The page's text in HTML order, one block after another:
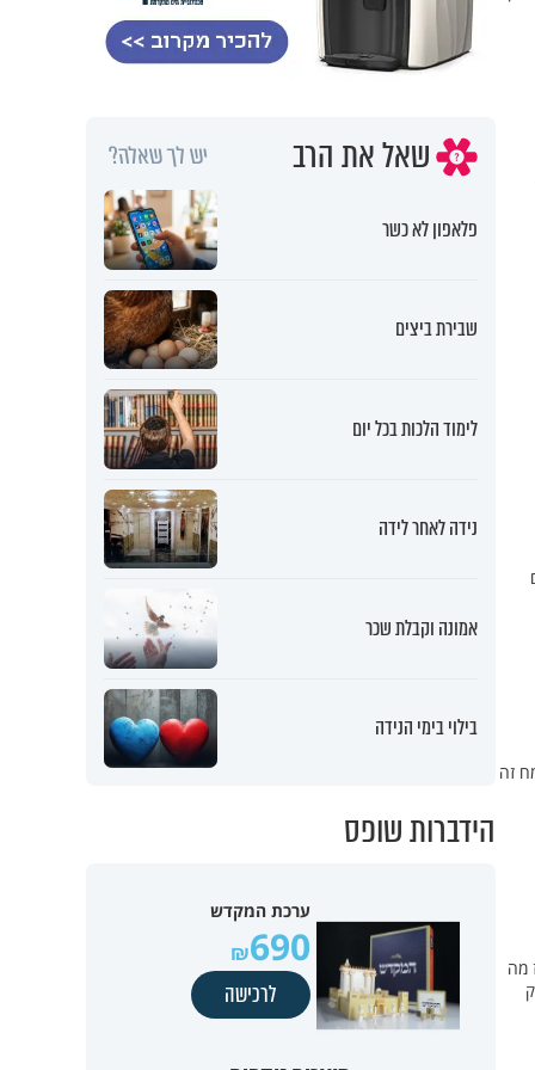
זה
מה
שאל את הרב יש לך שאלה?
פלאפון לא כשר
שבירת ביצים
לימוד הלכות בכל יום
נידה לאחר לידה
אמונה וקבלת שכר
בילוי בימי הנידה
הידברות שופס
ערכת המקדש
690
לרכישה